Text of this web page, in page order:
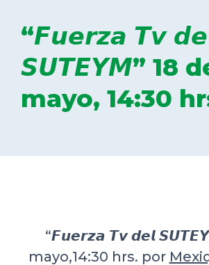
COMITÉ EJECUTIVO
COMISIÓN DE VIGILANCIA
“𝙁𝙪𝙚𝙧𝙯𝙖 𝙏𝙫
𝙎𝙐𝙏𝙀𝙔𝙈” 18
mayo, 14:30
“𝙁𝙪𝙚𝙧𝙯𝙖 𝙏𝙫 𝙙𝙚𝙡
mayo,14:30 hrs. por